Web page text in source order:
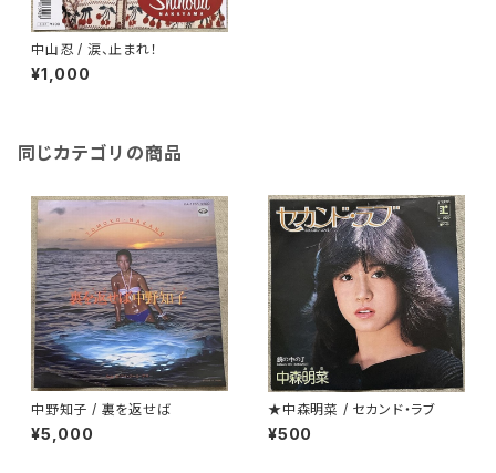
中山忍 / 涙、止まれ！
¥1,000
同じカテゴリの商品
中野知子 / 裏を返せば
¥5,000
★中森明菜 / セカンド・ラブ
¥500